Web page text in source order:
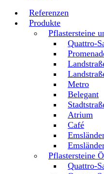
Referenzen
Produkte
Pflastersteine
Quattro-
Metro
Belegant
Atrium
Café
Pflastersteine
Quattro-